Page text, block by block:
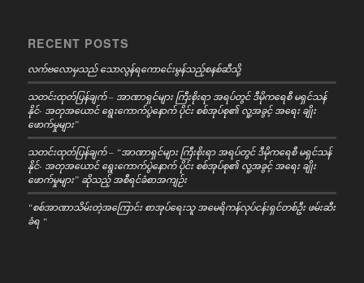
RECENT POSTS
လက်ဗလောမှသည် သောလွန်ရကောင်ေးမွန်သည့်စနစ်ဆီသို့
သတင်းထုတ်ပြန်ချက် – အာဏာရှင်များ ကြီးစိုးရာ အရပ်တွင် ဒီမိုကရေစီ မရှင်သန်
နိုင်- အတုအယောင် ရွေးကောက်ပွဲနောက် ပိုင်း စစ်အုပ်စု၏ လူ့အခွင့် အရေး ချိုး
ဖောက်မှုများ”
သတင်းထုတ်ပြန်ချက် – “အာဏာရှင်များ ကြီးစိုးရာ အရပ်တွင် ဒီမိုကရေစီ မရှင်သန်
နိုင်- အတုအယောင် ရွေးကောက်ပွဲနောက် ပိုင်း စစ်အုပ်စု၏ လူ့အခွင့် အရေး ချိုး
ဖောက်မှုများ” ဆိုသည့် အစီရင်ခံစာအကျဉ်း
“စစ်အာဏာသိမ်းတဲ့အကြောင်း စာအုပ်ရေးသူ အမေရိကန်လုပ်ငန်းရှင်တစ်ဦး ဖမ်းဆီး
ခံရ “